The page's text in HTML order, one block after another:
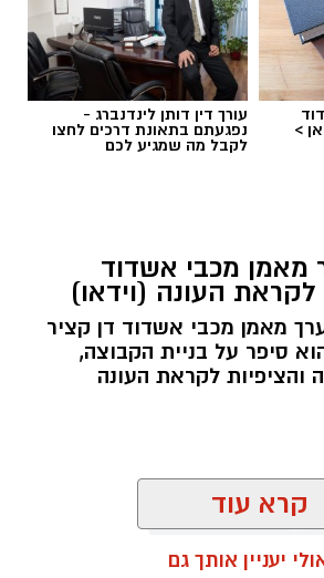
>
עורך דין דותן לינדנברג -
נפגעתם בתאונת דרכים לחצו
לקבל מה שמגיע לכם
מאמן מכבי אשדוד
לקראת העונה (וידאו)
מאמן מכבי אשדוד דן קציר
סיפר על בניית הקבוצה,
והציפיות לקראת העונה
קרא עוד
יעניין אותך גם